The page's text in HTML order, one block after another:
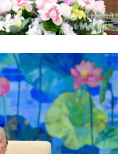
Tìm hiểu biển, đảo Việt
Nam